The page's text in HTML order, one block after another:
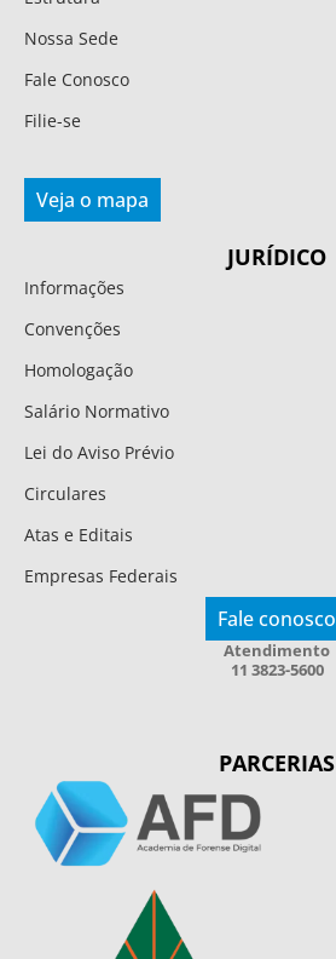
Nossa Sede
Fale Conosco
Filie-se
Veja o mapa
JURÍDICO
Informações
Convenções
Homologação
Salário Normativo
Lei do Aviso Prévio
Circulares
Atas e Editais
Empresas Federais
Fale conosco
Atendimento
11 3823-5600
PARCERIAS